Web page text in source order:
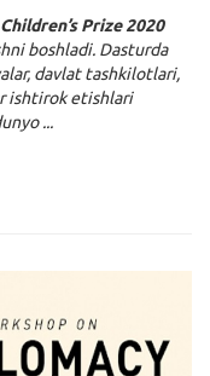
Children’s Prize 2020
boshladi. Dasturda
davlat tashkilotlari,
ishtirok etishlari
...